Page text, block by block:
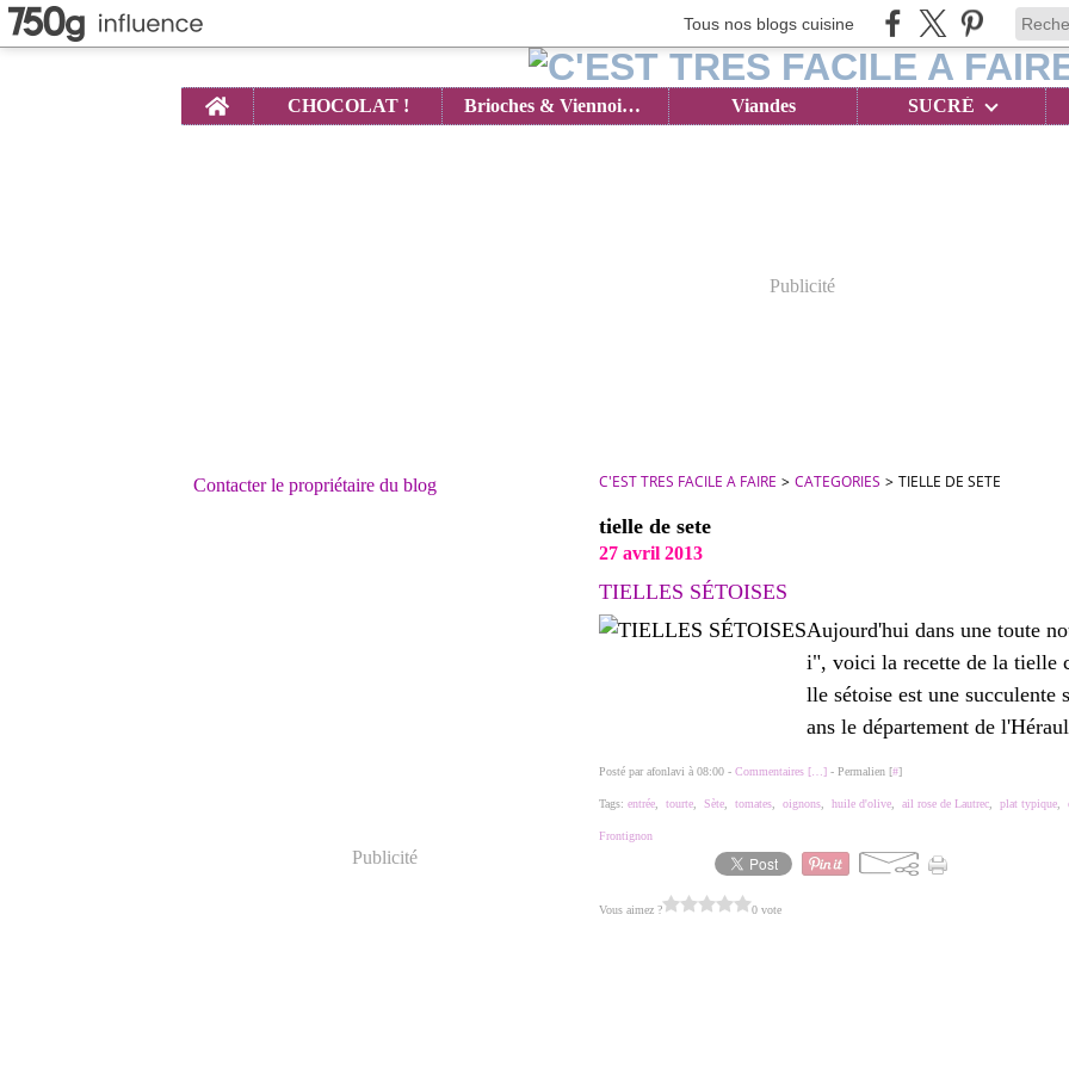
Tous nos blogs cuisine
Home CHOCOLAT ! Brioches & Viennoiseries Viandes SUCRÉ
Publicité
Contacter le propriétaire du blog
Publicité
C'EST TRES FACILE A FAIRE > CATEGORIES > TIELLE DE SETE
tielle de sete
27 avril 2013
TIELLES SÉTOISES
Aujourd'hui dans une toute
i", voici la recette de la tielle
lle sétoise est une
ans le département de
Posté par afonlavi à 08:00 - Commentaires [ ] - Permalien [#]
Tags: entrée tourte Sète tomates oignons huile d'olive ail rose de Lautrec plat typique
Frontignon
Vous aimez ? 0 vote